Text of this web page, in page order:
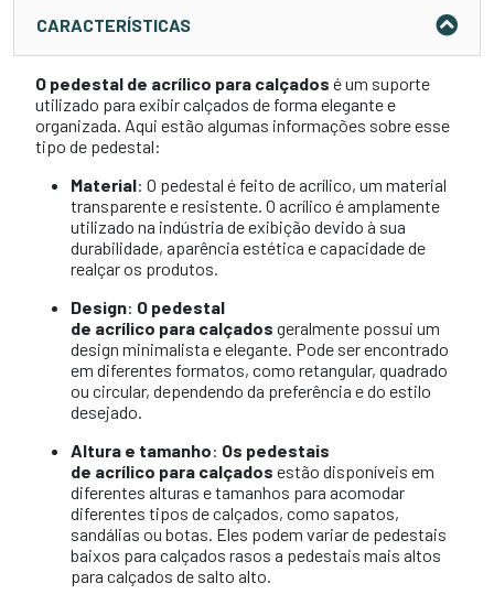
CARACTERÍSTICAS
O pedestal de acrílico para calçados é um suporte
utilizado para exibir calçados de forma elegante e
organizada. Aqui estão algumas informações sobre esse
tipo de pedestal:
Material: O pedestal é feito de acrílico, um material
transparente e resistente. O acrílico é amplamente
utilizado na indústria de exibição devido à sua
durabilidade, aparência estética e capacidade de
realçar os produtos.
Design: O pedestal
de acrílico para calçados geralmente possui um
design minimalista e elegante. Pode ser encontrado
em diferentes formatos, como retangular, quadrado
ou circular, dependendo da preferência e do estilo
desejado.
Altura e tamanho: Os pedestais
de acrílico para calçados estão disponíveis em
diferentes alturas e tamanhos para acomodar
diferentes tipos de calçados, como sapatos,
sandálias ou botas. Eles podem variar de pedestais
baixos para calçados rasos a pedestais mais altos
para calçados de salto alto.